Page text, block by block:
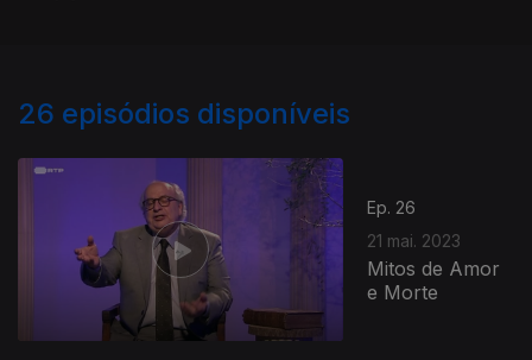
26 episódios disponíveis
Ep. 26
21 mai. 2023
Mitos de Amor
e Morte